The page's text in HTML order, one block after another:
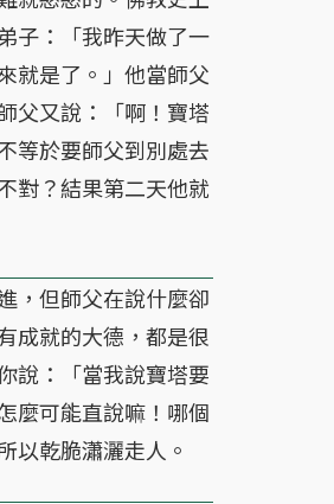
子：「我昨天做了一
就是了。」他當師父
父又說：「啊！寶塔
等於要師父到別處去
對？結果第二天他就
，但師父在說什麼卻
成就的大德，都是很
說：「當我說寶塔要
麼可能直說嘛！哪個
以乾脆瀟灑走人。